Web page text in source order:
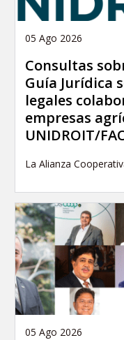
05 Ago 2026
Consultas
Guía Jurídica
legales
empresas
UNIDROIT/
La Alianza
05 Ago 2026